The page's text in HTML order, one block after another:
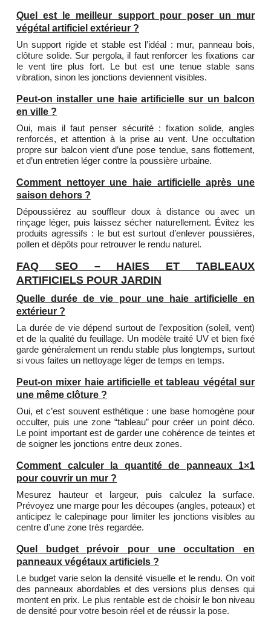
Quel est le meilleur support pour poser un mur
végétal artificiel extérieur ?
Un support rigide et stable est l’idéal : mur, panneau bois,
clôture solide. Sur pergola, il faut renforcer les fixations car
le vent tire plus fort. Le but est une tenue stable sans
vibration, sinon les jonctions deviennent visibles.
Peut-on installer une haie artificielle sur un balcon
en ville ?
Oui, mais il faut penser sécurité : fixation solide, angles
renforcés, et attention à la prise au vent. Une occultation
propre sur balcon vient d’une pose tendue, sans flottement,
et d’un entretien léger contre la poussière urbaine.
Comment nettoyer une haie artificielle après une
saison dehors ?
Dépoussiérez au souffleur doux à distance ou avec un
rinçage léger, puis laissez sécher naturellement. Évitez les
produits agressifs : le but est surtout d’enlever poussières,
pollen et dépôts pour retrouver le rendu naturel.
FAQ SEO – HAIES ET TABLEAUX
ARTIFICIELS POUR JARDIN
Quelle durée de vie pour une haie artificielle en
extérieur ?
La durée de vie dépend surtout de l’exposition (soleil, vent)
et de la qualité du feuillage. Un modèle traité UV et bien fixé
garde généralement un rendu stable plus longtemps, surtout
si vous faites un nettoyage léger de temps en temps.
Peut-on mixer haie artificielle et tableau végétal sur
une même clôture ?
Oui, et c’est souvent esthétique : une base homogène pour
occulter, puis une zone “tableau” pour créer un point déco.
Le point important est de garder une cohérence de teintes et
de soigner les jonctions entre deux zones.
Comment calculer la quantité de panneaux 1×1
pour couvrir un mur ?
Mesurez hauteur et largeur, puis calculez la surface.
Prévoyez une marge pour les découpes (angles, poteaux) et
anticipez le calepinage pour limiter les jonctions visibles au
centre d’une zone très regardée.
Quel budget prévoir pour une occultation en
panneaux végétaux artificiels ?
Le budget varie selon la densité visuelle et le rendu. On voit
des panneaux abordables et des versions plus denses qui
montent en prix. Le plus rentable est de choisir le bon niveau
de densité pour votre besoin réel et de réussir la pose.